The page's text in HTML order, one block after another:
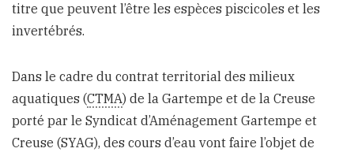
titre que peuvent l’être les espèces piscicoles et les
invertébrés.
Dans le cadre du contrat territorial des milieux
aquatiques (CTMA) de la Gartempe et de la Creuse
porté par le Syndicat d’Aménagement Gartempe et
Creuse (SYAG), des cours d’eau vont faire l’objet de